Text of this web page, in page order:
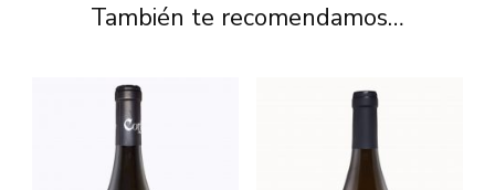
También te recomendamos…